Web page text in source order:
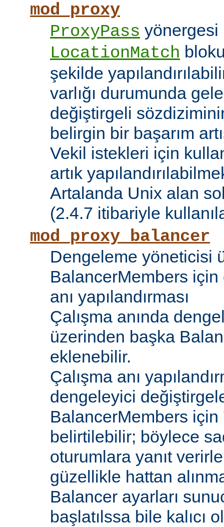
mod_proxy
ProxyPass
LocationMatch
şekilde
varlığı durumunda
değiştirgeli
belirgin bir başarım
Vekil istekleri için
artık
Artalanda Unix alan
(2.4.7 itibariyle
mod_proxy_balancer
Dengeleme yöneticisi
BalancerMembers için
anı yapılandırması
Çalışma anında
üzerinden başka
eklenebilir.
Çalışma anı
dengeleyici
BalancerMembers
belirtilebilir; böylece
oturumlara yanıt
güzellikle hattan
Balancer ayarları
başlatılssa bile kalıcı